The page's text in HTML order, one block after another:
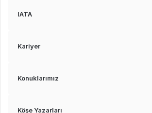
IATA
Kariyer
Konuklarımız
Köşe Yazarları